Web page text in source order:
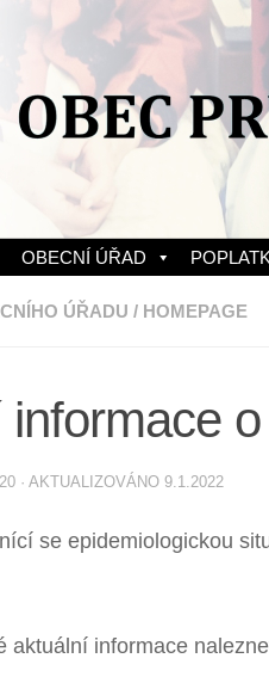
OBECNÍ ÚŘAD
ÚŘADU / HOMEPAGE
· AKTUALIZOVÁNO 9.1.2022
se epidemiologickou
aktuální informace